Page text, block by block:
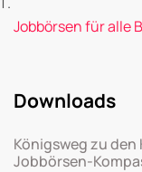
Jobbörsen für alle
Downloads
Königsweg zu
Jobbörsen-